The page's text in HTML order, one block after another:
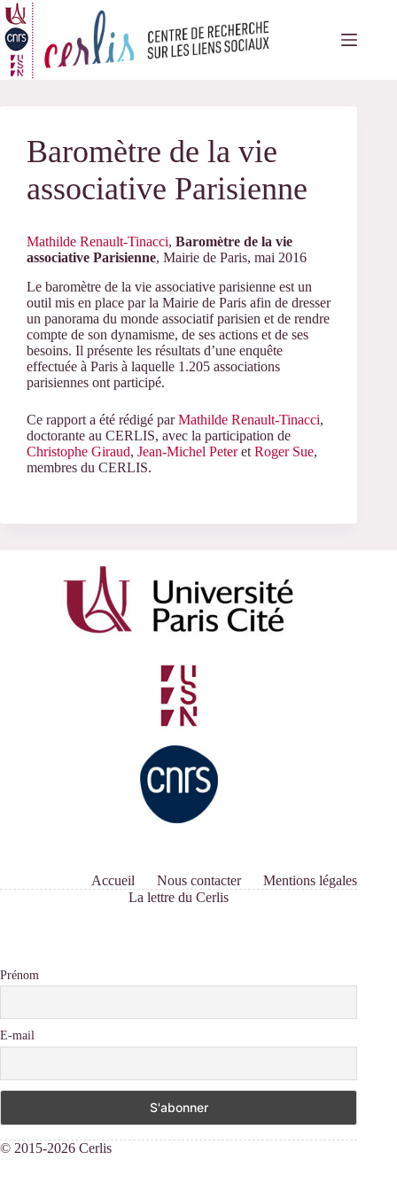
Passer
au
contenu
Baromètre de la vie
associative Parisienne
Mathilde Renault-Tinacci, Baromètre de la vie
associative Parisienne, Mairie de Paris, mai 2016
Le baromètre de la vie associative parisienne est un
outil mis en place par la Mairie de Paris afin de dresser
un panorama du monde associatif parisien et de rendre
compte de son dynamisme, de ses actions et de ses
besoins. Il présente les résultats d’une enquête
effectuée à Paris à laquelle 1.205 associations
parisiennes ont participé.
Ce rapport a été rédigé parMathilde Renault-Tinacci,
doctorante au CERLIS, avec la participation de
Christophe Giraud, Jean-Michel Peteret Roger Sue,
membres du CERLIS.
Accueil Nous contacter
Mentions légales
La lettre du Cerlis
Prénom
E-mail
© 2015-2026 Cerlis